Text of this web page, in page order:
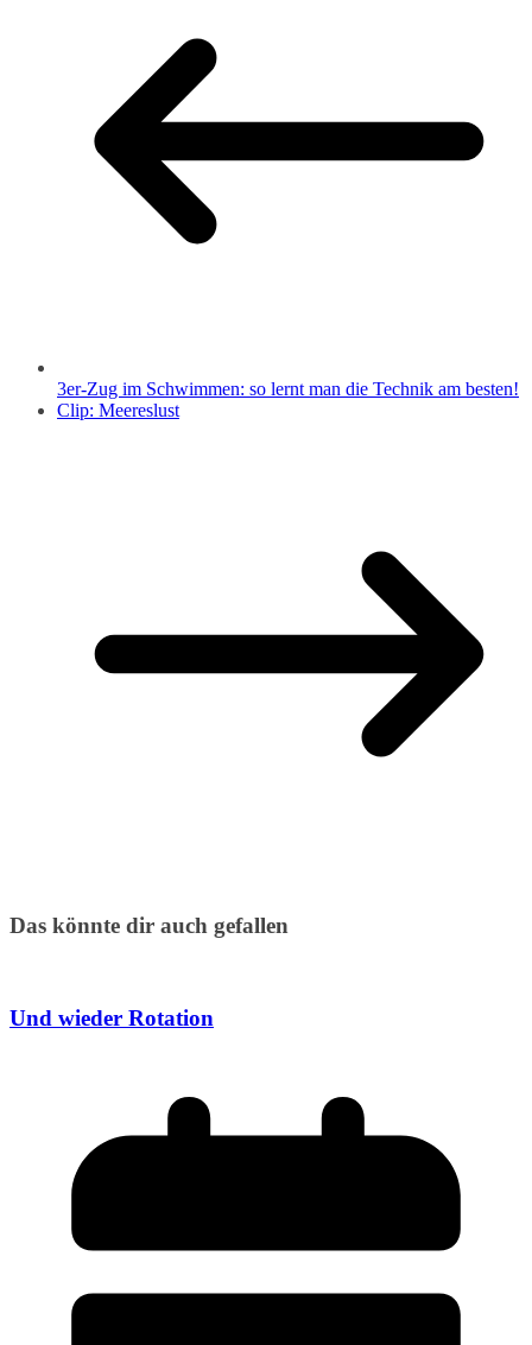
3er-Zug im Schwimmen: so lernt man die Technik am besten!
Clip: Meereslust
Das könnte dir auch gefallen
Und wieder Rotation